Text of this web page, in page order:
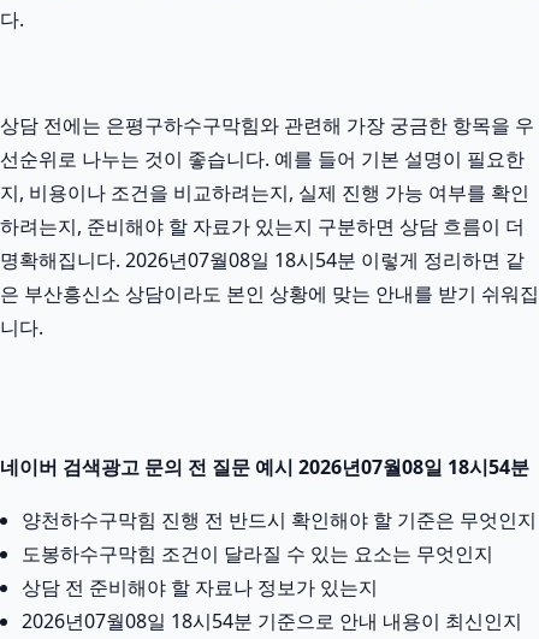
다.
상담 전에는 은평구하수구막힘와 관련해 가장 궁금한 항목을 우
선순위로 나누는 것이 좋습니다. 예를 들어 기본 설명이 필요한
지, 비용이나 조건을 비교하려는지, 실제 진행 가능 여부를 확인
하려는지, 준비해야 할 자료가 있는지 구분하면 상담 흐름이 더
명확해집니다. 2026년07월08일 18시54분 이렇게 정리하면 같
은 부산흥신소 상담이라도 본인 상황에 맞는 안내를 받기 쉬워집
니다.
네이버 검색광고 문의 전 질문 예시 2026년07월08일 18시54분
양천하수구막힘 진행 전 반드시 확인해야 할 기준은 무엇인지
도봉하수구막힘 조건이 달라질 수 있는 요소는 무엇인지
상담 전 준비해야 할 자료나 정보가 있는지
2026년07월08일 18시54분 기준으로 안내 내용이 최신인지